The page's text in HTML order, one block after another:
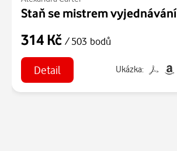
Staň se mistrem vyjednávání
314 Kč / 503 bodů
Detail Ukázka: